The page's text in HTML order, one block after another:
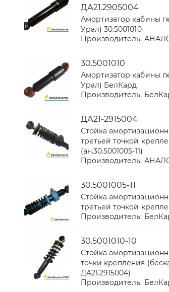
ДА21.2905004
Амортизатор кабины
Урал) 30.5001010
Производитель:
30.5001010
Амортизатор кабины
Урал) БелКард
Производитель:
ДА21-2915004
Стойка
третьей точкой
(ан.30.5001005-11)
Производитель:
30.5001005-11
Стойка
третьей точкой
Производитель:
30.5001010-10
Стойка
точки крепления
ДА21.2915004)
Производитель: